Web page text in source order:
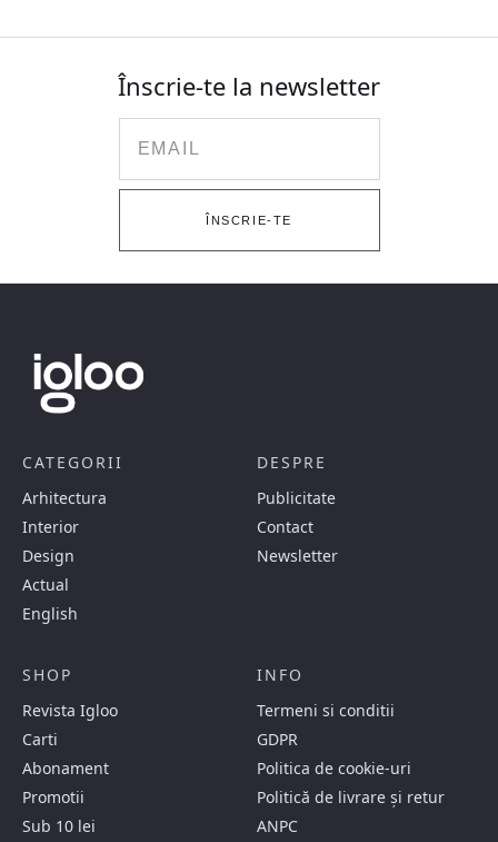
Înscrie-te la newsletter
ÎNSCRIE-TE
CATEGORII
Arhitectura
Interior
Design
Actual
English
DESPRE
Publicitate
Contact
Newsletter
SHOP
Revista Igloo
Carti
Abonament
Promotii
Sub 10 lei
INFO
Termeni si conditii
GDPR
Politica de cookie-uri
Politică de livrare și retur
ANPC